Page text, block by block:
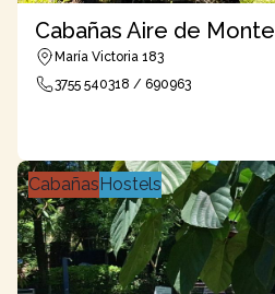
Cabañas Aire de Monte
María Victoria 183
3755 540318 / 690963
Cabañas Hostels